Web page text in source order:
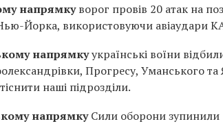
напрямкуворог провів 20 атак на
Йорка, використовуючи авіаудари
напрямкуукраїнські воїни
Прогресу, Уманського та
наші підрозділи.
напрямкуСили оборони зупинили